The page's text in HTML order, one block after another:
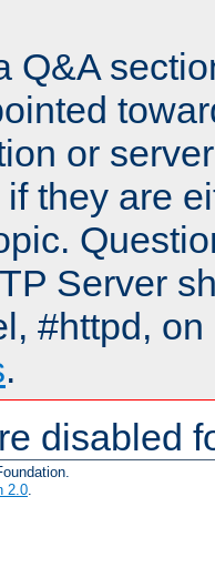
Q&A
or
they are
Server
#httpd,
.
disabled
2.0